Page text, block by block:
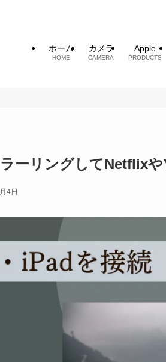
ホーム
HOME
カメラ
CAMERA
Apple
PRODUCTS
ーリングしてNetflix
4日